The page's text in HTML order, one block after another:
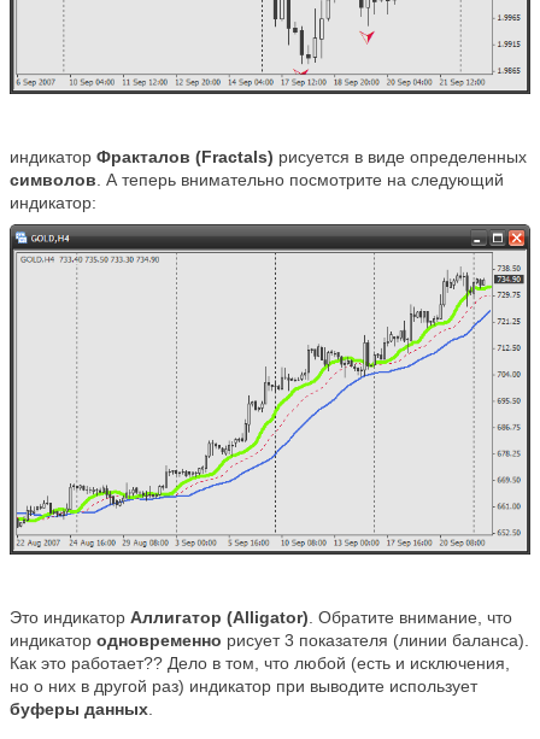
индикатор Фракталов (Fractals) рисуется в виде определенных
символов . А теперь внимательно посмотрите на следующий
индикатор:
Это индикатор Аллигатор (Alligator) . Обратите внимание, что
индикатор одновременно рисует 3 показателя (линии баланса).
Как это работает?? Дело в том, что любой (есть и исключения,
но о них в другой раз) индикатор при выводите использует
буферы данных